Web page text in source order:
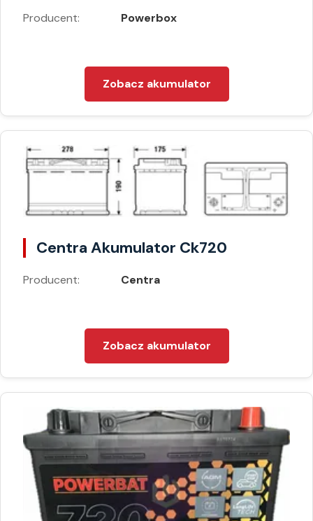
Producent: Powerbox
Zobacz akumulator
Centra Akumulator Ck720
Producent: Centra
Zobacz akumulator